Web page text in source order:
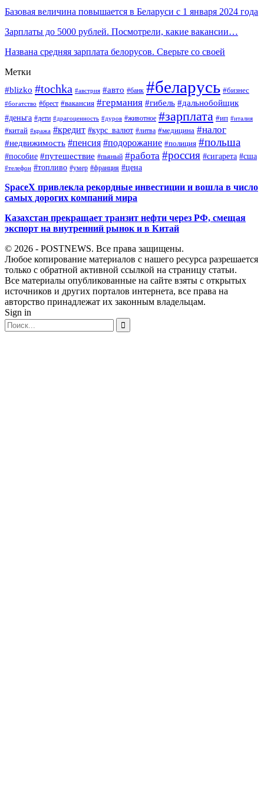
Базовая величина повышается в Беларуси с 1 января 2024 года
Зарплаты до 5000 рублей. Посмотрели, какие вакансии…
Названа средняя зарплата белорусов. Сверьте со своей
Метки
#blizko #tochka #австрия #авто #банк #беларусь #бизнес
#богатство #брест #вакансия #германия #гибель #дальнобойщик
#деньга #дети #драгоценность #дуров #животное #зарплата #ип #италия
#китай #кража #кредит #курс_валют #литва #медицина #налог
#недвижимость #пенсия #подорожание #полиция #польша
#пособие #путешествие #пьяный #работа #россия #сигарета #сша
#телефон #топливо #умер #франция #цена
SpaceX привлекла рекордные инвестиции и вошла в число
самых дорогих компаний мира
Казахстан прекращает транзит нефти через РФ, смещая
экспорт на внутренний рынок и в Китай
© 2026 - POSTNEWS. Все права защищены.
Любое копирование материалов с нашего ресурса разрешается
только с обратной активной ссылкой на страницу статьи.
Все материалы опубликованные на сайте взяты с открытых
источников и других порталов интернета, все права на
авторство принадлежат их законным владельцам.
Sign in